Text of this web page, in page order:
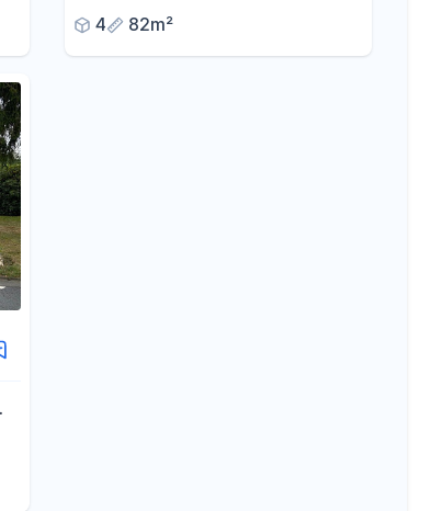
189.000 €
4
82m²